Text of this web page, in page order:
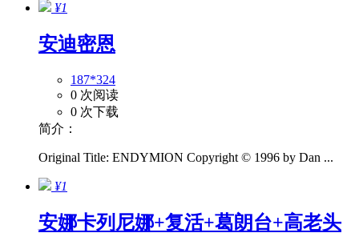
¥1
安迪密恩
187*324
0 次阅读
0 次下载
简介：
Original Title: ENDYMION Copyright © 1996 by Dan ...
¥1
安娜卡列尼娜+复活+葛朗台+高老头